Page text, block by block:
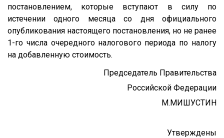
постановлением, которые вступают в силу по
истечении одного месяца со дня официального
опубликования настоящего постановления, но не ранее
1-го числа очередного налогового периода по налогу
на добавленную стоимость.
Председатель Правительства
Российской Федерации
М.МИШУСТИН
Утверждены